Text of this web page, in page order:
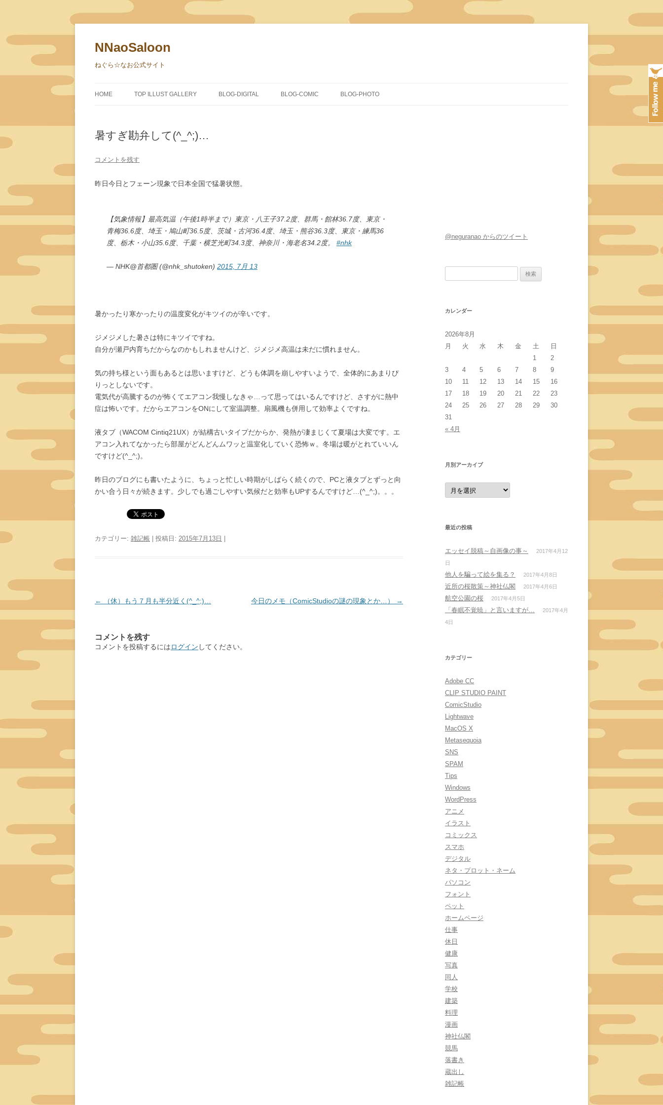
NNaoSaloon
ねぐら☆なお公式サイト
HOME TOP ILLUST GALLERY BLOG-DIGITAL BLOG-COMIC BLOG-PHOTO
暑すぎ勘弁して(^_^;)…
コメントを残す
昨日今日とフェーン現象で日本全国で猛暑状態。
【気象情報】最高気温（午後1時半まで）東京・八王子37.2度、群馬・館林36.7度、東京・
青梅36.6度、埼玉・鳩山町36.5度、茨城・古河36.4度、埼玉・熊谷36.3度、東京・練馬36
度、栃木・小山35.6度、千葉・横芝光町34.3度、神奈川・海老名34.2度。 #nhk
— NHK@首都圏 (@nhk_shutoken) 2015, 7月 13
暑かったり寒かったりの温度変化がキツイのが辛いです。
ジメジメした暑さは特にキツイですね。
自分が瀬戸内育ちだからなのかもしれませんけど、ジメジメ高温は未だに慣れません。
気の持ち様という面もあるとは思いますけど、どうも体調を崩しやすいようで、全体的にあまりぴ
りっとしないです。
電気代が高騰するのが怖くてエアコン我慢しなきゃ…って思ってはいるんですけど、さすがに熱中
症は怖いです。だからエアコンをONにして室温調整。扇風機も併用して効率よくですね。
液タブ（WACOM Cintiq21UX）が結構古いタイプだからか、発熱が凄まじくて夏場は大変です。エ
アコン入れてなかったら部屋がどんどんムワッと温室化していく恐怖ｗ。冬場は暖がとれていいん
ですけど(^_^;)。
昨日のブログにも書いたように、ちょっと忙しい時期がしばらく続くので、PCと液タブとずっと向
かい合う日々が続きます。少しでも過ごしやすい気候だと効率もUPするんですけど…(^_^;)。。。
カテゴリー: 雑記帳 | 投稿日: 2015年7月13日
投
ビ
← （休）もう７月も半分近く(^_^;)… 今日のメモ（ComicStudioの謎の現象とか…） →
コメントを残す
コメントを投稿するにはログイン してください。
@neguranao からのツイート
カレンダー
2026年8月
月
火 水 木 金 土
日
1
2
3
4 5 6 7 8
9
10
11 12 13 14 15
16
17
18 19 20 21 22
23
24
25 26 27 28 29
30
31
« 4月
月別アーカイブ
月
別
ア
ブ
最近の投稿
エッセイ脱稿～自画像の事～
2017年4月12
日
他人を騙って絵を集る？ 2017年4月8日
近所の桜散策～神社仏閣 2017年4月6日
航空公園の桜 2017年4月5日
「春眠不覚暁」と言いますが…
2017年4月
4日
カテゴリー
Adobe CC
CLIP STUDIO PAINT
ComicStudio
Lightwave
MacOS X
Metasequoia
SNS
SPAM
Tips
Windows
WordPress
アニメ
イラスト
コミックス
スマホ
デジタル
ネタ・プロット・ネーム
パソコン
フォント
ペット
ホームページ
仕事
休日
健康
写真
同人
学校
建築
料理
漫画
神社仏閣
競馬
落書き
蔵出し
雑記帳